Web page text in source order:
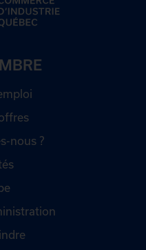
nous ?